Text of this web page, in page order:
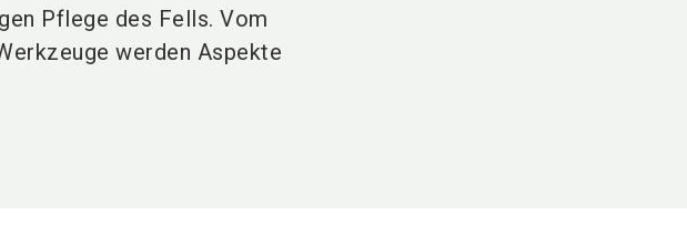
Pflege des Fells. Vom
werden Aspekte